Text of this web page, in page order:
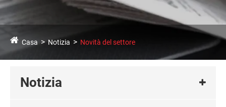
Casa Notizia Novità del settore
Notizia